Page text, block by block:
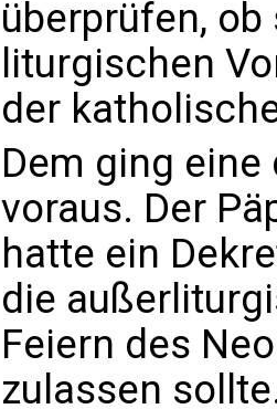
überprüfen,
liturgischen
der
Dem ging
voraus. Der
hatte ein
die
Feiern des
zulassen